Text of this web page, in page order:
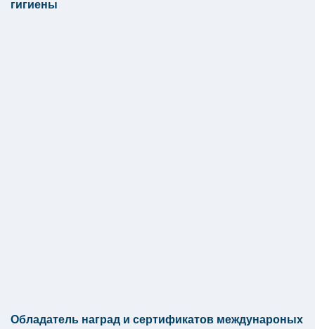
гигиены
Обладатель наград и сертификатов междунароных